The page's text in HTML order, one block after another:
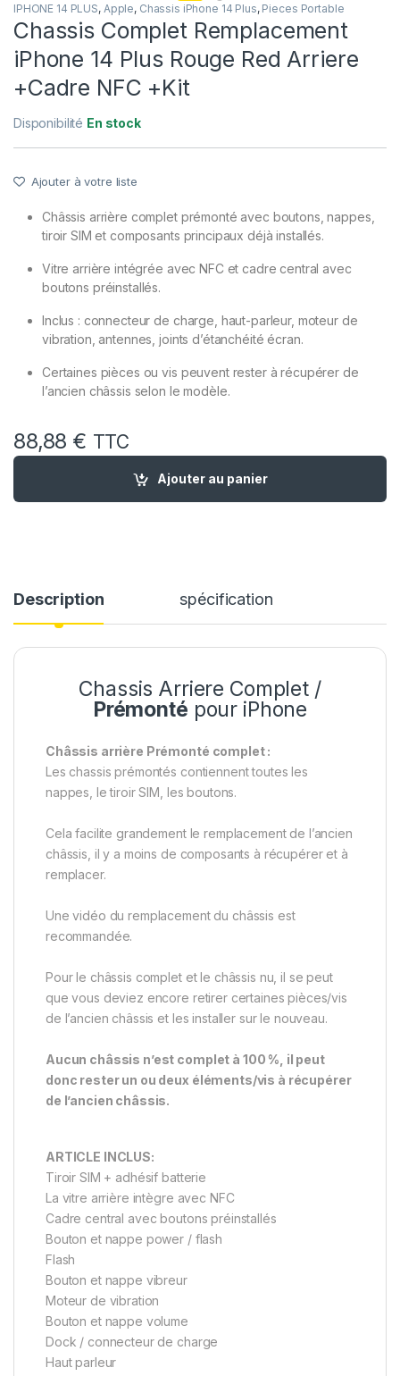
IPHONE 14 PLUS, Apple, Chassis iPhone 14 Plus, Pieces Portable
Chassis Complet Remplacement
iPhone 14 Plus Rouge Red Arriere
+Cadre NFC +Kit
Disponibilité En stock
Ajouter à votre liste
Châssis arrière complet prémonté avec boutons, nappes,
tiroir SIM et composants principaux déjà installés.
Vitre arrière intégrée avec NFC et cadre central avec
boutons préinstallés.
Inclus : connecteur de charge, haut-parleur, moteur de
vibration, antennes, joints d’étanchéité écran.
Certaines pièces ou vis peuvent rester à récupérer de
l’ancien châssis selon le modèle.
88,88 € TTC
quantité de Chassis Complet Remplacement iPhone 14 Plus
Ajouter au panier
Description spécification
Chassis Arriere Complet /
Prémonté pour iPhone
Châssis arrière Prémonté complet :
Les chassis prémontés contiennent toutes les
nappes, le tiroir SIM, les boutons.
Cela facilite grandement le remplacement de l’ancien
châssis, il y a moins de composants à récupérer et à
remplacer.
Une vidéo du remplacement du châssis est
recommandée.
Pour le châssis complet et le châssis nu, il se peut
que vous deviez encore retirer certaines pièces/vis
de l’ancien châssis et les installer sur le nouveau.
Aucun châssis n’est complet à 100 %, il peut
donc rester un ou deux éléments/vis à récupérer
de l’ancien châssis.
ARTICLE INCLUS:
Tiroir SIM + adhésif batterie
La vitre arrière intègre avec NFC
Cadre central avec boutons préinstallés
Bouton et nappe power / flash
Flash
Bouton et nappe vibreur
Moteur de vibration
Bouton et nappe volume
Dock / connecteur de charge
Haut parleur